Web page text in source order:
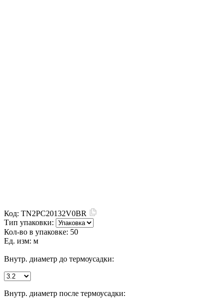
Код: TN2PC20132V0BR
Тип упаковки:
Кол-во в упаковке: 50
Ед. изм: м
Внутр. диаметр до термоусадки:
Внутр. диаметр после термоусадки: